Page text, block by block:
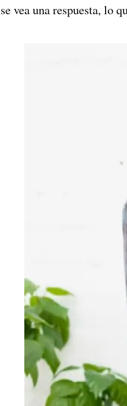
se vea una respuesta, lo